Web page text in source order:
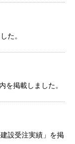
た。
を掲載しました。
設受注実績」を掲